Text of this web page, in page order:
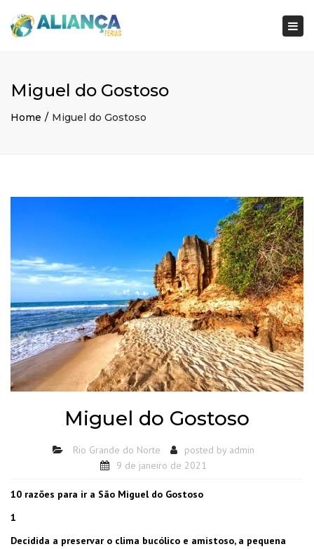
Miguel do Gostoso
Home Miguel do Gostoso
Miguel do Gostoso
Rio Grande do Norte posted by admin
9 de janeiro de 2021
10 razões para ir a São Miguel do Gostoso
1
Decidida a preservar o clima bucólico e amistoso, a pequena